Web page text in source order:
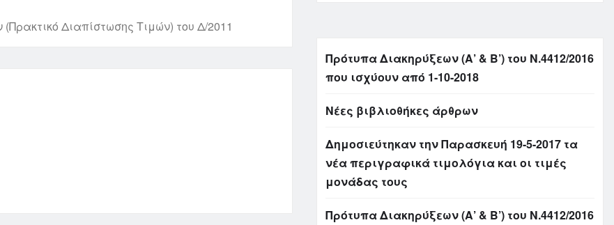
Διαπίστωσης Τιμών) του Δ/2011
Πρότυπα Διακηρύξεων (Α’ & Β’) του Ν.4412/2016
που ισχύουν από 1-10-2018
Νέες βιβλιοθήκες άρθρων
Δημοσιεύτηκαν την Παρασκευή 19-5-2017 τα
νέα περιγραφικά τιμολόγια και οι τιμές
μονάδας τους
Πρότυπα Διακηρύξεων (Α’ & Β’) του Ν.4412/2016